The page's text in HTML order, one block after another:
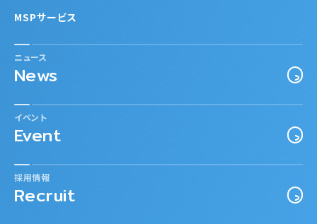
MSPサービス
ニュース
News
イベント
Event
採用情報
Recruit